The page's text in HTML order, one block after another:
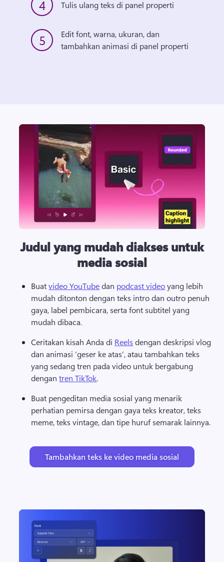
4 Tulis ulang teks di panel properti
5
Edit font, warna, ukuran, dan
tambahkan animasi di panel properti
Judul yang mudah diakses untuk
media sosial
Buat video YouTube dan podcast video yang lebih
mudah ditonton dengan teks intro dan outro penuh
gaya, label pembicara, serta font subtitel yang
mudah dibaca.
Ceritakan kisah Anda di Reels dengan deskripsi vlog
dan animasi ‘geser ke atas’, atau tambahkan teks
yang sedang tren pada video untuk bergabung
dengan tren TikTok.
Buat pengeditan media sosial yang menarik
perhatian pemirsa dengan gaya teks kreator, teks
meme, teks vintage, dan tipe huruf semarak lainnya.
Tambahkan teks ke video media sosial